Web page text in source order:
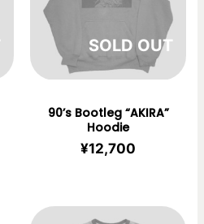
在庫切れ
90’s Bootleg “AKIRA”
Hoodie
¥12,700